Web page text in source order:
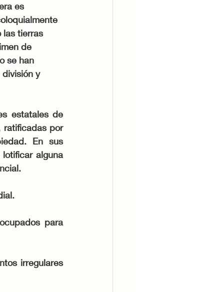
es
las tierras
de
se han
y
estatales de
ratificadas por
En sus
alguna
para
irregulares